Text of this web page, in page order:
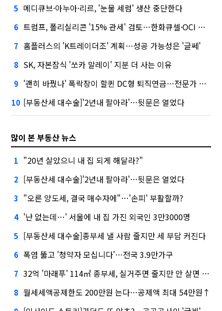
5 메디큐브·아누아·리르, '눈물 세럼' 생산 중단한다
6 트럼프, 폴리실리콘 '15% 관세' 검토…한화큐셀·OCI 영향은?
7 홈플러스의 'K트레이더조' 계획…성공 가능성은 '글쎄'
8 SK, 자본잠식 '쏘카 말레이' 지분 더 사는 이유
9 '괜히 바꿨나' 폭락장이 할퀸 DC형 퇴직연금…전문가 조언은
10 [부동산세 대수술]'2년내 팔아라'…뒷문은 열었다
많이 본 부동산 뉴스
1 "20년 살았으니 내 집 되게 해달라?"
2 [부동산세 대수술]'2년내 팔아라'…뒷문은 열었다
3 "오른 양도세, 결국 매수자에"…'손피' 부활할까?
4 '난 없는데…' 서울에 내 집 가진 외국인 3만3000명
5 [부동산세 대수술]종부세 낼 사람 줄지만 세 부담 커진다
6 폭염 뚫고 '청약자 모십니다'…전국 3.9만가구
7 32억 '마래푸' 114㎡ 종부세, 실거주면 줄지만 안 살면 2.5배
8 월세세액공제한도 200만원 는다…공제액 최대 54만원↑